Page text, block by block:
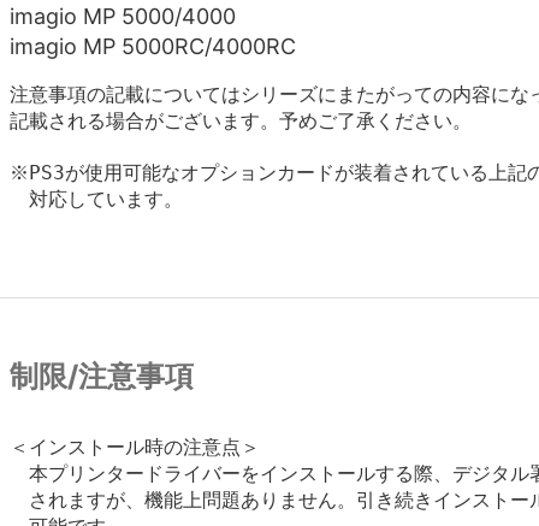
imagio MP 5000/4000
imagio MP 5000RC/4000RC
注意事項の記載についてはシリーズにまたがっての内容に
記載される場合がございます。予めご了承ください。
※PS3が使用可能なオプションカードが装着されている上記
対応しています。
制限/注意事項
＜インストール時の注意点＞
本プリンタードライバーをインストールする際、デジタル
されますが、機能上問題ありません。引き続きインストー